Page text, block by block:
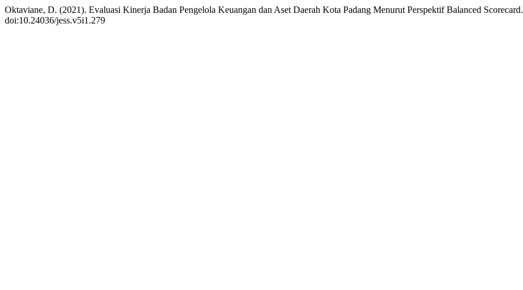
Oktaviane, D. (2021). Evaluasi Kinerja Badan Pengelola Keuangan dan Aset Daerah Kota Padang Menurut Perspektif Balanced Scorecard.
doi:10.24036/jess.v5i1.279